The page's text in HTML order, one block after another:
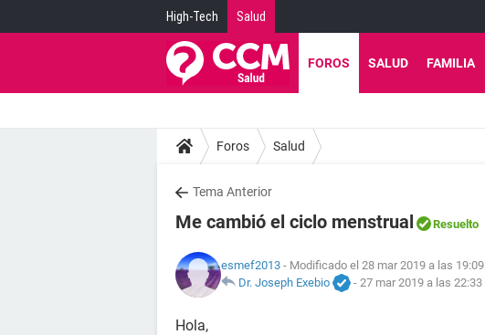
High-Tech Salud
FOROS SALUD FAMILIA
Foros Salud
Tema Anterior
Me cambió el ciclo menstrual Resuelto
esmef2013 - Modificado el 28 mar 2019 a las 19:09
Dr. Joseph Exebio
- 27 mar 2019 a las 22:33
Hola,